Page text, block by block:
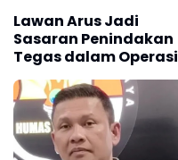
Lawan Arus Jadi
Sasaran Penindakan
Tegas dalam Operasi
Keselamatan Jaya
2026